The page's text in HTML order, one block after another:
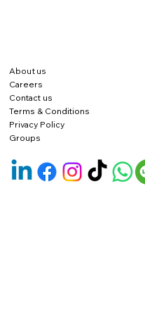
About us
Careers
Contact us
Terms & Conditions
Privacy Policy
Groups